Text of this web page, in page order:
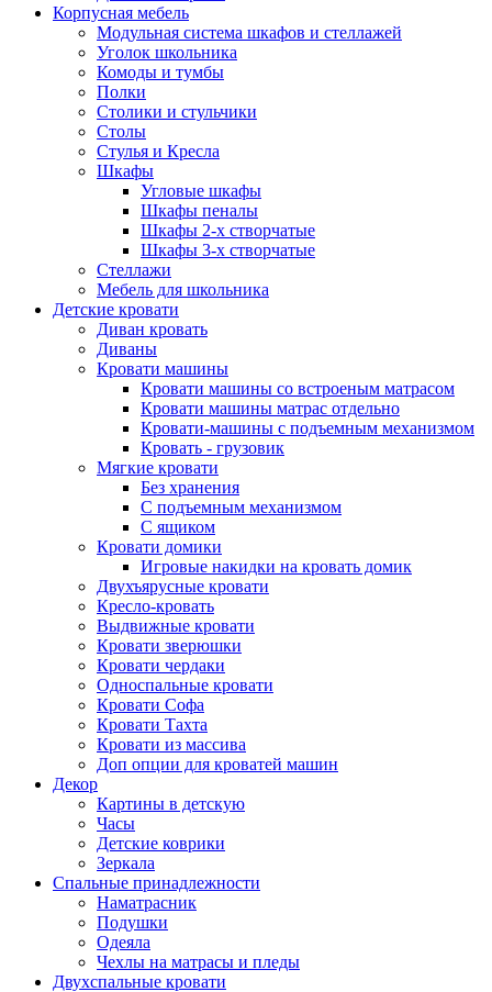
Корпусная мебель
Модульная система шкафов и стеллажей
Уголок школьника
Комоды и тумбы
Полки
Столики и стульчики
Столы
Стулья и Кресла
Шкафы
Угловые шкафы
Шкафы пеналы
Шкафы 2-х створчатые
Шкафы 3-х створчатые
Стеллажи
Мебель для школьника
Детские кровати
Диван кровать
Диваны
Кровати машины
Кровати машины со встроеным матрасом
Кровати машины матрас отдельно
Кровати-машины с подъемным механизмом
Кровать - грузовик
Мягкие кровати
Без хранения
С подъемным механизмом
С ящиком
Кровати домики
Игровые накидки на кровать домик
Двухъярусные кровати
Кресло-кровать
Выдвижные кровати
Кровати зверюшки
Кровати чердаки
Односпальные кровати
Кровати Софа
Кровати Тахта
Кровати из массива
Доп опции для кроватей машин
Декор
Картины в детскую
Часы
Детские коврики
Зеркала
Спальные принадлежности
Наматрасник
Подушки
Одеяла
Чехлы на матрасы и пледы
Двухспальные кровати